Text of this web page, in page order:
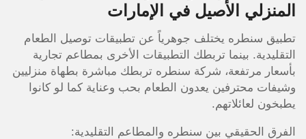
المنزلي الأصيل في الإمارات
تطبيق سنطره يختلف جوهرياً عن تطبيقات توصيل الطعام
التقليدية. بينما تربطك التطبيقات الأخرى بمطاعم تجارية
بأسعار مرتفعة، شركة سنطره تربطك مباشرة بطهاة منزليين
وشيفات محترفين يعدون الطعام بحب وعناية كما لو كانوا
يطبخون لعائلاتهم.
الفرق الحقيقي بين سنطره والمطاعم التقليدية: